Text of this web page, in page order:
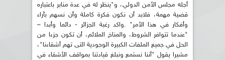
أجله مجلس الأمن الدولي، و"ينظر له في عدة منابر باعتباره
قضية مهمة، فلابد أن نكون فكرة كاملة وأن نسهم بآراء
وأفكار في هذا الأمر" .واكد رغبة الجزائر - دائما وأبدا –
"عندما تتوافر الشروط، والمناخ الملائم، أن تكون جزءا من
الحل في جميع الملفات الكبيرة الوجودية التى تهم أشقاءنا"،
مشيرا يقول "أننا نستمع ونبلغ قيادتنا بمواقف الأشقاء في